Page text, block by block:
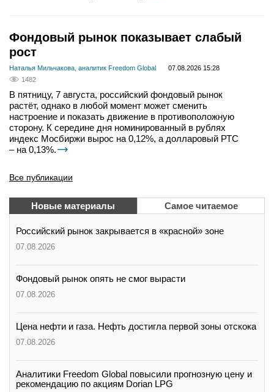
Фондовый рынок показывает слабый
рост
Наталья Мильчакова, аналитик Freedom Global
07.08.2026 15:28
1482
В пятницу, 7 августа, российский фондовый рынок
растёт, однако в любой момент может сменить
настроение и показать движение в противоположную
сторону. К середине дня номинированный в рублях
индекс Мосбиржи вырос на 0,12%, а долларовый РТС
– на 0,13%.
Все публикации
Новые материалы Самое читаемое
Российский рынок закрывается в «красной» зоне
07.08.2026
Фондовый рынок опять не смог вырасти
07.08.2026
Цена нефти и газа. Нефть достигла первой зоны отскока
07.08.2026
Аналитики Freedom Global повысили прогнозную цену и
рекомендацию по акциям Dorian LPG